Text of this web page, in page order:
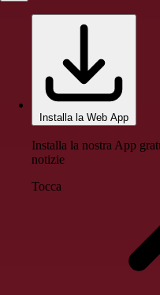
Installa la Web App
Installa la nostra App
notizie
Tocca